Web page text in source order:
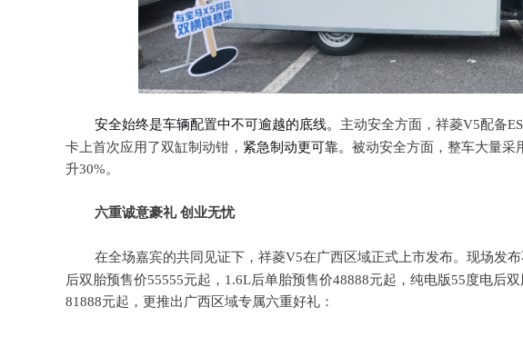
安全始终是车辆配置中不可逾越的底线。 主动安全方面，祥菱V5配备
卡上首次应用了双缸制动钳， 紧急制动更可靠。 被动安全方面，整车大量采
升30%。
六重诚意豪礼 创业无忧
在全场嘉宾的共同见证下，祥菱V5在广西区域正式上市发布。 现场发
后双胎预售价55555元起，1.6L后单胎预售价48888元起，纯电版55度电后
81888元起，更推出广西区域专属六重好礼：